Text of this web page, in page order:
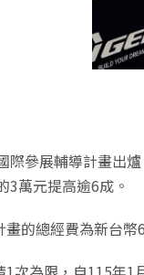
際參展輔導計畫出
3萬元提高逾6成。
的總經費為新台